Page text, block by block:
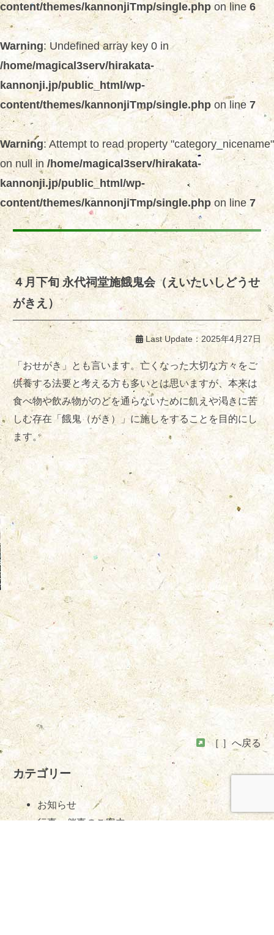
content/themes/kannonjiTmp/single.php on line 6
Warning: Undefined array key 0 in
/home/magical3serv/hirakata-
kannonji.jp/public_html/wp-
content/themes/kannonjiTmp/single.php on line 7
Warning: Attempt to read property "category_nicename"
on null in /home/magical3serv/hirakata-
kannonji.jp/public_html/wp-
content/themes/kannonjiTmp/single.php on line 7
カテゴリー
お知らせ
行事・催事のご案内
４月下旬 永代祠堂施餓鬼会（えいたいしどうせ
がきえ）
Last Update：2025年4月27日
「おせがき」とも言います。亡くなった大切な方々をご
供養する法要と考える方も多いとは思いますが、本来は
食べ物や飲み物がのどを通らないために飢えや渇きに苦
しむ存在「餓鬼（がき）」に施しをすることを目的にし
ます。
［ ］へ戻る